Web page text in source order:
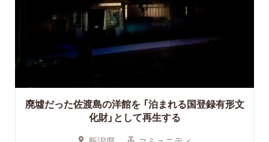
廃墟だった佐渡島の洋館を「泊まれる国登録有形文
化財」として再生する